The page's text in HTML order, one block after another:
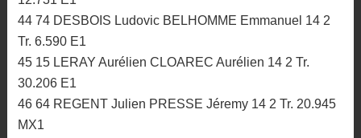
44 74 DESBOIS Ludovic BELHOMME Emmanuel 14 2
Tr. 6.590 E1
45 15 LERAY Aurélien CLOAREC Aurélien 14 2 Tr.
30.206 E1
46 64 REGENT Julien PRESSE Jéremy 14 2 Tr. 20.945
MX1